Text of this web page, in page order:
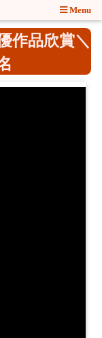
Menu
作品欣賞＼